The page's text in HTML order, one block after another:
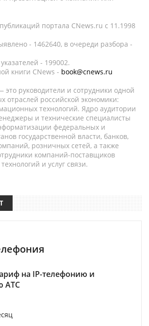
портала CNews.ru c 11.1998
- 1462640, в очереди разбора -
- 199002.
книги CNews - book@cnews.ru
это руководители и сотрудники одной
отраслей российской экономики:
технологий. Ядро аудитории
и технические специалисты
федеральных и
государственной власти, банков,
розничных сетей, а также
компаний-поставщиков
и услуг связи.
на IP-телефонию и
АТС